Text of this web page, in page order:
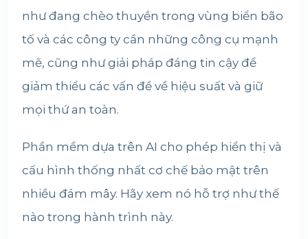
như đang chèo thuyền trong vùng biển bão
tố và các công ty cần những công cụ mạnh
mẽ, cũng như giải pháp đáng tin cậy để
giảm thiểu các vấn đề về hiệu suất và giữ
mọi thứ an toàn.
Phần mềm dựa trên AI cho phép hiển thị và
cấu hình thống nhất cơ chế bảo mật trên
nhiều đám mây. Hãy xem nó hỗ trợ như thế
nào trong hành trình này.